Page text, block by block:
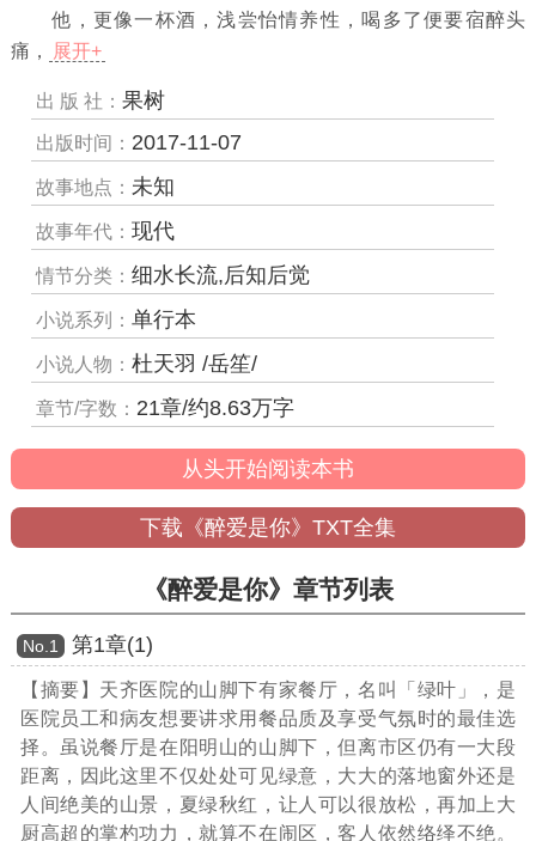
他，更像一杯酒，浅尝怡情养性，喝多了便要宿醉头
痛，
展开+
出 版 社：果树
出版时间： 2017-11-07
故事地点： 未知
故事年代：现代
情节分类：细水长流,后知后觉
小说系列：单行本
小说人物：杜天羽 /岳笙/
章节/字数： 21章/约8.63万字
从头开始阅读本书
下载《醉爱是你》TXT全集
《醉爱是你》章节列表
Νο.1 第1章(1)
【摘要】天齐医院的山脚下有家餐厅，名叫「绿叶」，是
医院员工和病友想要讲求用餐品质及享受气氛时的最佳选
择。虽说餐厅是在阳明山的山脚下，但离市区仍有一大段
距离，因此这里不仅处处可见绿意，大大的落地窗外还是
人间绝美的山景，夏绿秋红，让人可以很放松，再加上大
厨高超的掌杓功力，就算不在闹区，客人依然络绎不绝。